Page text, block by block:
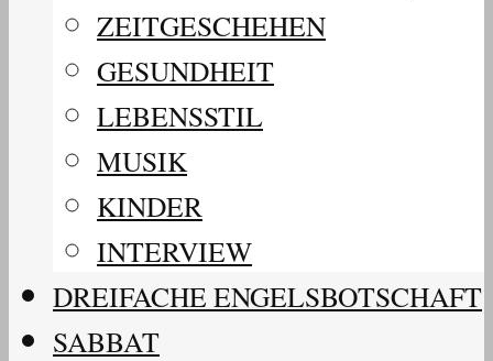
ZEITGESCHEHEN
GESUNDHEIT
LEBENSSTIL
MUSIK
KINDER
INTERVIEW
DREIFACHE ENGELSBOTSCHAFT
SABBAT